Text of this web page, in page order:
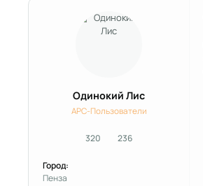
Одинокий Лис
APC-Пользователи
320сообщения
236Репутация
Город:
Пенза